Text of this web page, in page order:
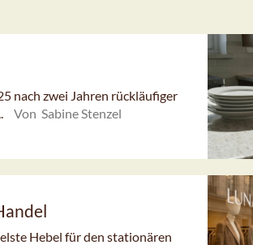
nach zwei Jahren rückläufiger
Von Sabine Stenzel
Hebel für den stationären